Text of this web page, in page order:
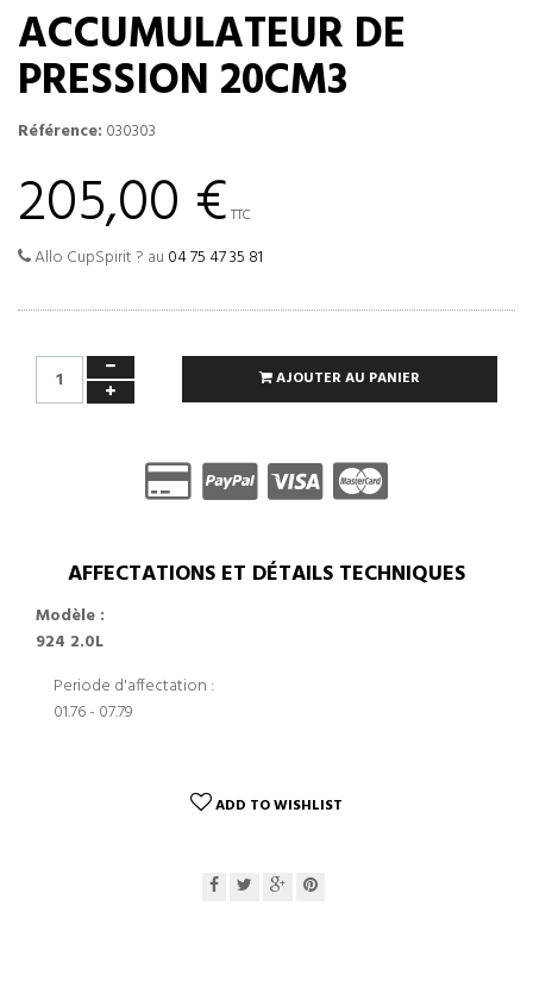
ACCUMULATEUR DE
PRESSION 20CM3
Référence: 030303
205,00 € TTC
Allo CupSpirit ? au 04 75 47 35 81
AJOUTER AU PANIER
AFFECTATIONS ET DÉTAILS TECHNIQUES
Modèle :
924 2.0L
Periode d'affectation :
01.76 - 07.79
ADD TO WISHLIST